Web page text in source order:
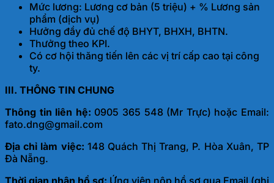
Mức lương: Lương cơ bản (5 triệu) + % Lương sản
phẩm (dịch vụ)
Hưởng đầy đủ chế độ BHYT, BHXH, BHTN.
Thưởng theo KPI.
Có cơ hội thăng tiến lên các vị trí cấp cao tại công
ty.
III. THÔNG TIN CHUNG
Thông tin liên hệ: 0905 365 548 (Mr Trực) hoặc Email:
fato.dng@gmail.com
Địa chỉ làm việc: 148 Quách Thị Trang, P. Hòa Xuân, TP
Đà Nẵng.